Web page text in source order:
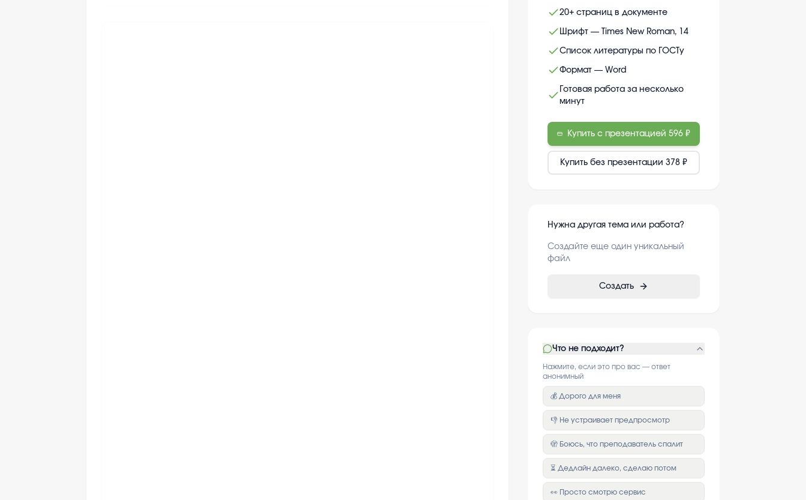
20+ страниц в документе
Шрифт — Times New Roman, 14
Список литературы по ГОСТу
Формат — Word
Готовая работа за несколько
минут
Купить с презентацией 596 ₽
Купить без презентации 378 ₽
Нужна другая тема или работа?
Создайте еще один уникальный
файл
Создать
Что не подходит?
Нажмите, если это про вас — ответ
анонимный
💰 Дорого для меня
👎 Не устраивает предпросмотр
🫣 Боюсь, что преподаватель спалит
⏳ Дедлайн далеко, сделаю потом
👀 Просто смотрю сервис